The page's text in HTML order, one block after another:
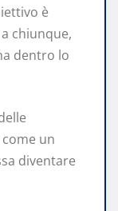
è
chiunque,
dentro lo
un
diventare